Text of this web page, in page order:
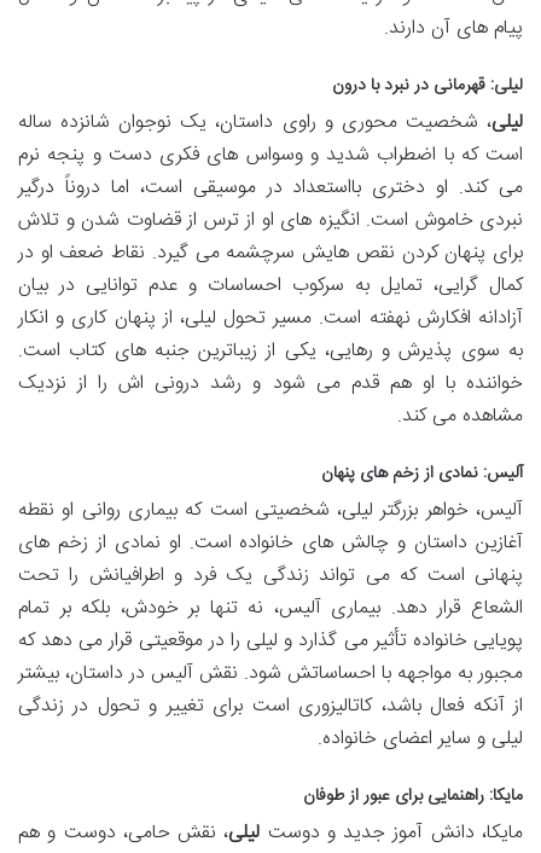
پیام های آن دارند.
لیلی: قهرمانی در نبرد با درون
لیلی، شخصیت محوری و راوی داستان، یک نوجوان شانزده ساله
است که با اضطراب شدید و وسواس های فکری دست و پنجه نرم
می کند. او دختری بااستعداد در موسیقی است، اما دروناً درگیر
نبردی خاموش است. انگیزه های او از ترس از قضاوت شدن و تلاش
برای پنهان کردن نقص هایش سرچشمه می گیرد. نقاط ضعف او در
کمال گرایی، تمایل به سرکوب احساسات و عدم توانایی در بیان
آزادانه افکارش نهفته است. مسیر تحول لیلی، از پنهان کاری و انکار
به سوی پذیرش و رهایی، یکی از زیباترین جنبه های کتاب است.
خواننده با او هم قدم می شود و رشد درونی اش را از نزدیک
مشاهده می کند.
آلیس: نمادی از زخم های پنهان
آلیس، خواهر بزرگتر لیلی، شخصیتی است که بیماری روانی او نقطه
آغازین داستان و چالش های خانواده است. او نمادی از زخم های
پنهانی است که می تواند زندگی یک فرد و اطرافیانش را تحت
الشعاع قرار دهد. بیماری آلیس، نه تنها بر خودش، بلکه بر تمام
پویایی خانواده تأثیر می گذارد و لیلی را در موقعیتی قرار می دهد که
مجبور به مواجهه با احساساتش شود. نقش آلیس در داستان، بیشتر
از آنکه فعال باشد، کاتالیزوری است برای تغییر و تحول در زندگی
لیلی و سایر اعضای خانواده.
مایکا: راهنمایی برای عبور از طوفان
مایکا، دانش آموز جدید و دوست لیلی، نقش حامی، دوست و هم